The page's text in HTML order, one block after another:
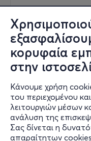
κορυφαία
στην
Κάνουμε χρήση
του περιεχομένου
λειτουργιών μέσων
ανάλυση της
Σας δίνεται η
απαραίτητων